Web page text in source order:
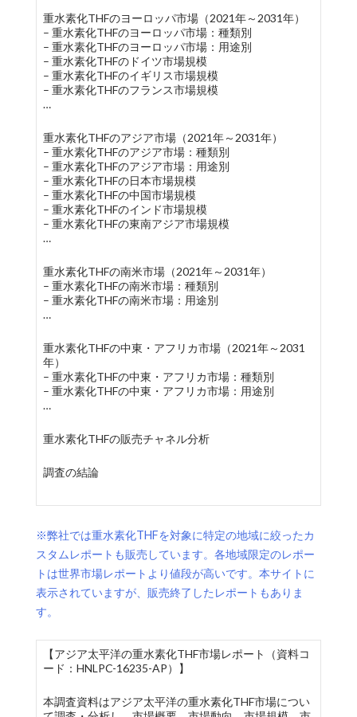
重水素化THFのヨーロッパ市場（2021年～2031年）
– 重水素化THFのヨーロッパ市場：種類別
– 重水素化THFのヨーロッパ市場：用途別
– 重水素化THFのドイツ市場規模
– 重水素化THFのイギリス市場規模
– 重水素化THFのフランス市場規模
…
重水素化THFのアジア市場（2021年～2031年）
– 重水素化THFのアジア市場：種類別
– 重水素化THFのアジア市場：用途別
– 重水素化THFの日本市場規模
– 重水素化THFの中国市場規模
– 重水素化THFのインド市場規模
– 重水素化THFの東南アジア市場規模
…
重水素化THFの南米市場（2021年～2031年）
– 重水素化THFの南米市場：種類別
– 重水素化THFの南米市場：用途別
…
重水素化THFの中東・アフリカ市場（2021年～2031
年）
– 重水素化THFの中東・アフリカ市場：種類別
– 重水素化THFの中東・アフリカ市場：用途別
…
重水素化THFの販売チャネル分析
調査の結論
※弊社では重水素化THFを対象に特定の地域に絞ったカ
スタムレポートも販売しています。各地域限定のレポー
トは世界市場レポートより値段が高いです。本サイトに
表示されていますが、販売終了したレポートもありま
す。
【アジア太平洋の重水素化THF市場レポート（資料コ
ード：HNLPC-16235-AP）】
本調査資料はアジア太平洋の重水素化THF市場につい